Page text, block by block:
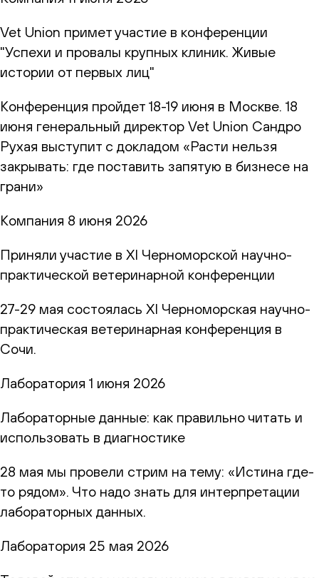
Vet Union примет участие в конференции
"Успехи и провалы крупных клиник. Живые
истории от первых лиц"
Конференция пройдет 18-19 июня в Москве. 18
июня генеральный директор Vet Union Сандро
Рухая выступит с докладом «Расти нельзя
закрывать: где поставить запятую в бизнесе на
грани»
Компания 8 июня 2026
Приняли участие в XI Черноморской научно-
практической ветеринарной конференции
27-29 мая состоялась XI Черноморская научно-
практическая ветеринарная конференция в
Сочи.
Лаборатория 1 июня 2026
Лабораторные данные: как правильно читать и
использовать в диагностике
28 мая мы провели стрим на тему: «Истина где-
то рядом». Что надо знать для интерпретации
лабораторных данных.
Лаборатория 25 мая 2026